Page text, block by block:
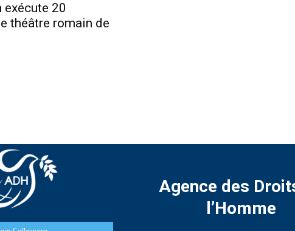
exécute 20
théâtre romain de
Agence des
l’Homme